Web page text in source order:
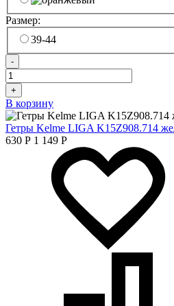
Размер:
39-44
-
+
В корзину
Гетры Kelme LIGA K15Z908.714
630 Р 1 149 Р